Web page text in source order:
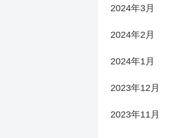
2024年3月
2024年2月
2024年1月
2023年12月
2023年11月